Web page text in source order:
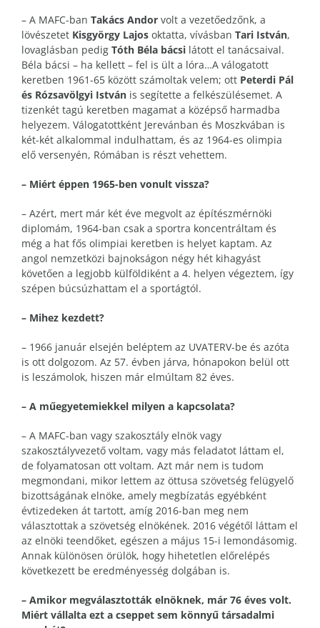
– A MAFC-ban Takács Andor volt a vezetőedzőnk, a
lövészetet Kisgyörgy Lajos oktatta, vívásban Tari István,
lovaglásban pedig Tóth Béla bácsi látott el tanácsaival.
Béla bácsi – ha kellett – fel is ült a lóra…A válogatott
keretben 1961-65 között számoltak velem; ott Peterdi Pál
és Rózsavölgyi István is segítette a felkészülésemet. A
tizenkét tagú keretben magamat a középső harmadba
helyezem. Válogatottként Jerevánban és Moszkvában is
két-két alkalommal indulhattam, és az 1964-es olimpia
elő versenyén, Rómában is részt vehettem.
– Miért éppen 1965-ben vonult vissza?
– Azért, mert már két éve megvolt az építészmérnöki
diplomám, 1964-ban csak a sportra koncentráltam és
még a hat fős olimpiai keretben is helyet kaptam. Az
angol nemzetközi bajnokságon négy hét kihagyást
követően a legjobb külföldiként a 4. helyen végeztem, így
szépen búcsúzhattam el a sportágtól.
– Mihez kezdett?
– 1966 január elsején beléptem az UVATERV-be és azóta
is ott dolgozom. Az 57. évben járva, hónapokon belül ott
is leszámolok, hiszen már elmúltam 82 éves.
– A műegyetemiekkel milyen a kapcsolata?
– A MAFC-ban vagy szakosztály elnök vagy
szakosztályvezető voltam, vagy más feladatot láttam el,
de folyamatosan ott voltam. Azt már nem is tudom
megmondani, mikor lettem az öttusa szövetség felügyelő
bizottságának elnöke, amely megbízatás egyébként
évtizedeken át tartott, amíg 2016-ban meg nem
választottak a szövetség elnökének. 2016 végétől láttam el
az elnöki teendőket, egészen a május 15-i lemondásomig.
Annak különösen örülök, hogy hihetetlen előrelépés
következett be eredményesség dolgában is.
– Amikor megválasztották elnöknek, már 76 éves volt.
Miért vállalta ezt a cseppet sem könnyű társadalmi